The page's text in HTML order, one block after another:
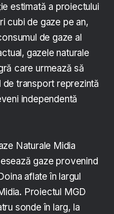
estimată a proiectului
cubi de gaze pe an,
de gaze al
gazele naturale
care urmează să
de transport reprezintă
independentă
Naturale Midia
gaze provenind
aflate în largul
Proiectul MGD
sonde în larg, la